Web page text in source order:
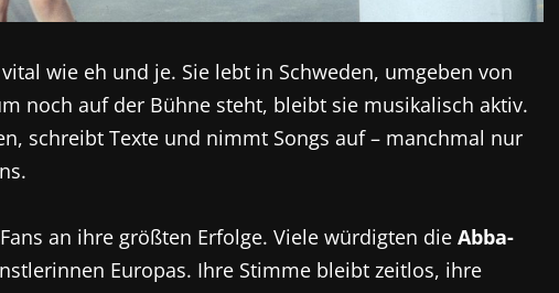
wie eh und je. Sie lebt in Schweden, umgeben von
noch auf der Bühne steht, bleibt sie musikalisch aktiv.
schreibt Texte und nimmt Songs auf – manchmal nur
an ihre größten Erfolge. Viele würdigten die Abba-
Europas. Ihre Stimme bleibt zeitlos, ihre